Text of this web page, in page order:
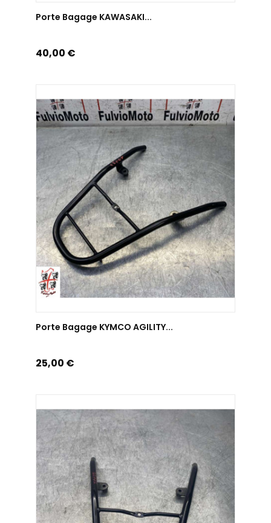
Porte Bagage KAWASAKI...
Prix
40,00 €
Porte Bagage KYMCO AGILITY...
Prix
25,00 €